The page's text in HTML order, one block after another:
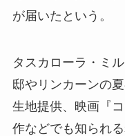
が届いたという。
タスカローラ・ミ
邸やリンカーンの
生地提供、映画『
作などでも知られる